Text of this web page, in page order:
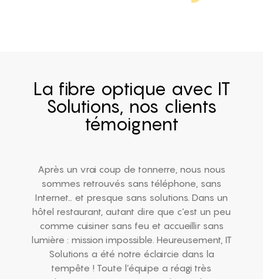
La fibre optique avec IT
Solutions, nos clients
témoignent
Après un vrai coup de tonnerre, nous nous
sommes retrouvés sans téléphone, sans
Internet… et presque sans solutions. Dans un
hôtel restaurant, autant dire que c’est un peu
comme cuisiner sans feu et accueillir sans
lumière : mission impossible. Heureusement, IT
Solutions a été notre éclaircie dans la
tempête ! Toute l’équipe a réagi très